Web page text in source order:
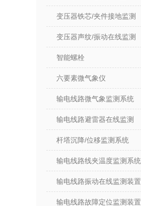
变压器铁芯/夹件接地监测
变压器声纹/振动在线监测
智能螺栓
六要素微气象仪
输电线路微气象监测系统
输电线路避雷器在线监测
杆塔沉降/位移监测系统
输电线路线夹温度监测系统
输电线路振动在线监测装置
输电线路故障定位监测装置